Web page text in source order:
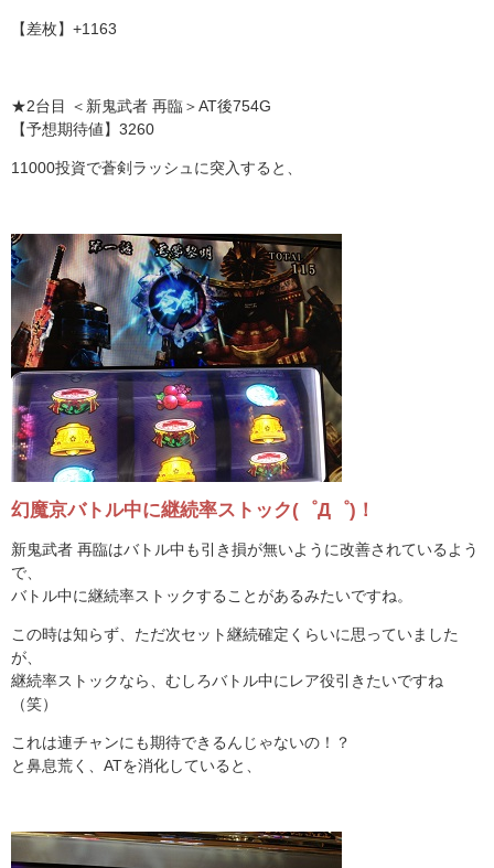
【差枚】+1163
★2台目 ＜新鬼武者 再臨＞AT後754G
【予想期待値】3260
11000投資で蒼剣ラッシュに突入すると、
幻魔京バトル中に継続率ストック(゜Д゜)！
新鬼武者 再臨はバトル中も引き損が無いように改善されているよう
で、
バトル中に継続率ストックすることがあるみたいですね。
この時は知らず、ただ次セット継続確定くらいに思っていました
が、
継続率ストックなら、むしろバトル中にレア役引きたいですね
（笑）
これは連チャンにも期待できるんじゃないの！？
と鼻息荒く、ATを消化していると、